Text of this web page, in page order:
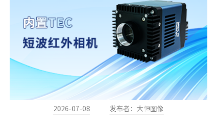
2026-07-08 发布者：大恒图像